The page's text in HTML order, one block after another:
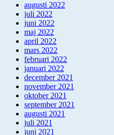
augusti 2022
juli 2022
juni 2022
maj 2022
april 2022
mars 2022
februari 2022
januari 2022
december 2021
november 2021
oktober 2021
september 2021
augusti 2021
juli 2021
juni 2021